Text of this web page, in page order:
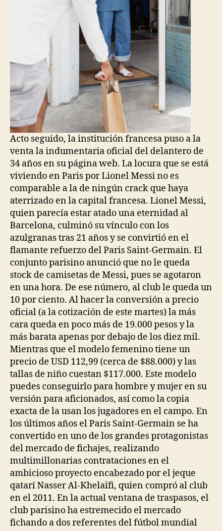
Acto seguido, la institución francesa puso a la
venta la indumentaria oficial del delantero de
34 años en su página web. La locura que se está
viviendo en Paris por Lionel Messi no es
comparable a la de ningún crack que haya
aterrizado en la capital francesa. Lionel Messi,
quien parecía estar atado una eternidad al
Barcelona, culminó su vínculo con los
azulgranas tras 21 años y se convirtió en el
flamante refuerzo del Paris Saint-Germain. El
conjunto parisino anunció que no le queda
stock de camisetas de Messi, pues se agotaron
en una hora. De ese número, al club le queda un
10 por ciento. Al hacer la conversión a precio
oficial (a la cotización de este martes) la más
cara queda en poco más de 19.000 pesos y la
más barata apenas por debajo de los diez mil.
Mientras que el modelo femenino tiene un
precio de USD 112,99 (cerca de $88.000) y las
tallas de niño cuestan $117.000. Este modelo
puedes conseguirlo para hombre y mujer en su
versión para aficionados, así como la copia
exacta de la usan los jugadores en el campo. En
los últimos años el Paris Saint-Germain se ha
convertido en uno de los grandes protagonistas
del mercado de fichajes, realizando
multimillonarias contrataciones en el
ambicioso proyecto encabezado por el jeque
qatarí Nasser Al-Khelaïfi, quien compró al club
en el 2011. En la actual ventana de traspasos, el
club parisino ha estremecido el mercado
fichando a dos referentes del fútbol mundial